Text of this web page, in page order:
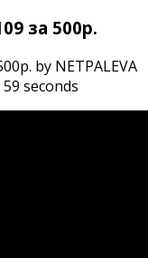
за 500р.
by NETPALEVA
seconds